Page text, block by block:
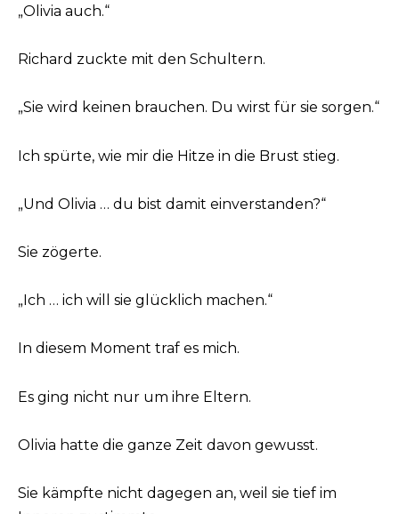
„Olivia auch.“
Richard zuckte mit den Schultern.
„Sie wird keinen brauchen. Du wirst für sie sorgen.“
Ich spürte, wie mir die Hitze in die Brust stieg.
„Und Olivia … du bist damit einverstanden?“
Sie zögerte.
„Ich … ich will sie glücklich machen.“
In diesem Moment traf es mich.
Es ging nicht nur um ihre Eltern.
Olivia hatte die ganze Zeit davon gewusst.
Sie kämpfte nicht dagegen an, weil sie tief im